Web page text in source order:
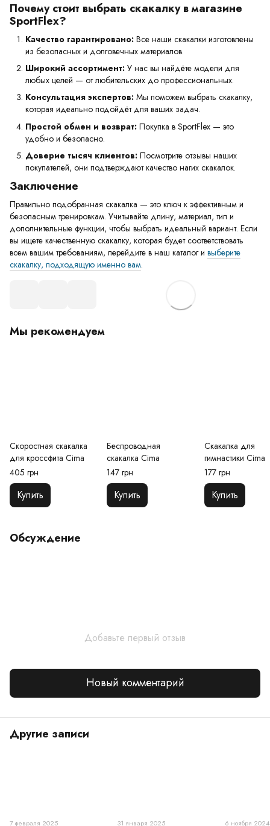
Почему стоит выбрать скакалку в магазине
SportFlex?
Качество гарантировано: Все наши скакалки изготовлены
из безопасных и долговечных материалов.
Широкий ассортимент: У нас вы найдёте модели для
любых целей — от любительских до профессиональных.
Консультация экспертов: Мы поможем выбрать скакалку,
которая идеально подойдёт для ваших задач.
Простой обмен и возврат: Покупка в SportFlex — это
удобно и безопасно.
Доверие тысяч клиентов: Посмотрите отзывы наших
покупателей, они подтверждают качество нагих скакалок.
Заключение
Правильно подобранная скакалка — это ключ к эффективным и
безопасным тренировкам. Учитывайте длину, материал, тип и
дополнительные функции, чтобы выбрать идеальный вариант. Если
вы ищете качественную скакалку, которая будет соответствовать
всем вашим требованиям, перейдите в наш каталог и выберите
скакалку, подходящую именно вам.
Мы рекомендуем
Скоростная скакалка
для кроссфита Cima
405 грн
Купить
Беспроводная
скакалка Cima
147 грн
Купить
Скакалка для
гимнастики Cima
177 грн
Купить
Обсуждение
Добавьте первый отзыв
Новый комментарий
Другие записи
7 февраля 2025 31 января 2025 6 ноября 2024